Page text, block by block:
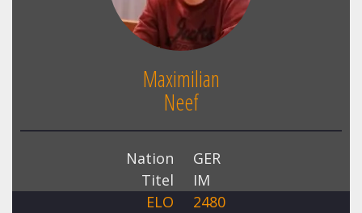
Maximilian
Neef
Nation
GER
Titel
IM
ELO
2480